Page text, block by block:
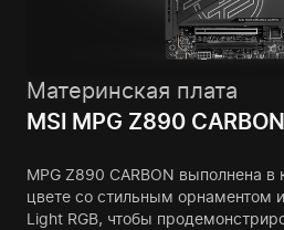
Материнская плата
MSI MPG Z890
MPG Z890 CARBON выполнена
цвете со стильным орнаментом
Light RGB, чтобы